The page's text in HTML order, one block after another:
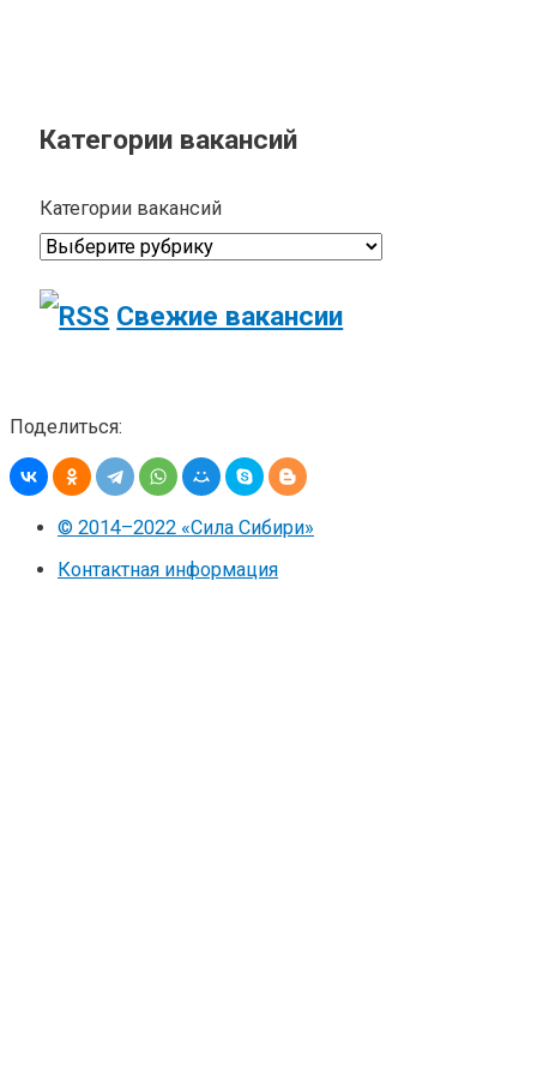
Категории вакансий
Категории вакансий
Свежие вакансии
Поделиться:
© 2014–2022 «Сила Сибири»
Контактная информация